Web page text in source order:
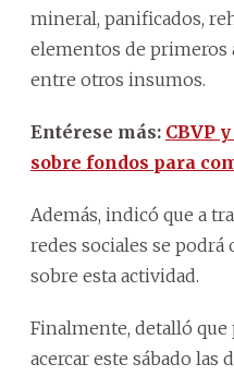
mineral, panificados,
elementos de primeros
entre otros insumos.
Entérese más: CBVP
sobre fondos para
Además, indicó que a
redes sociales se
sobre esta actividad.
Finalmente, detalló que
acercar este sábado las